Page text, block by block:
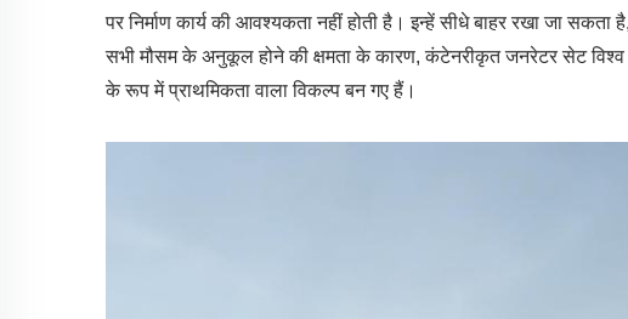
पर निर्माण कार्य की आवश्यकता नहीं होती है। इन्हें सीधे बाहर रखा जा
सभी मौसम के अनुकूल होने की क्षमता के कारण, कंटेनरीकृत जनरेटर सेट विश्व
के रूप में प्राथमिकता वाला विकल्प बन गए हैं।